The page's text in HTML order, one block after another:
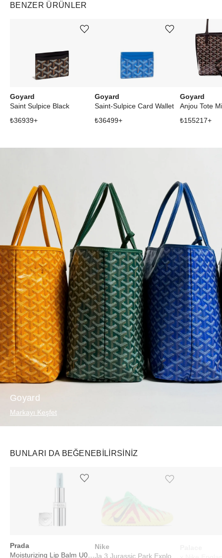
BENZER ÜRÜNLER
Goyard
Saint Sulpice Black
₺36939+
Ürünü istek listesine ekle veya listeden çıkar
Goyard
Saint-Sulpice Card Wallet
₺36499+
Ürünü istek listesine ekle veya listeden çıkar
Goyard
Anjou Tote
₺155217+
Goyard
Markayı Keşfet
BUNLARI DA BEĞENEBILIRSINIZ
Prada
Ürünü istek listesine ekle veya listeden çıkar
Nike
Ürünü istek listesine ekle veya listeden çıkar